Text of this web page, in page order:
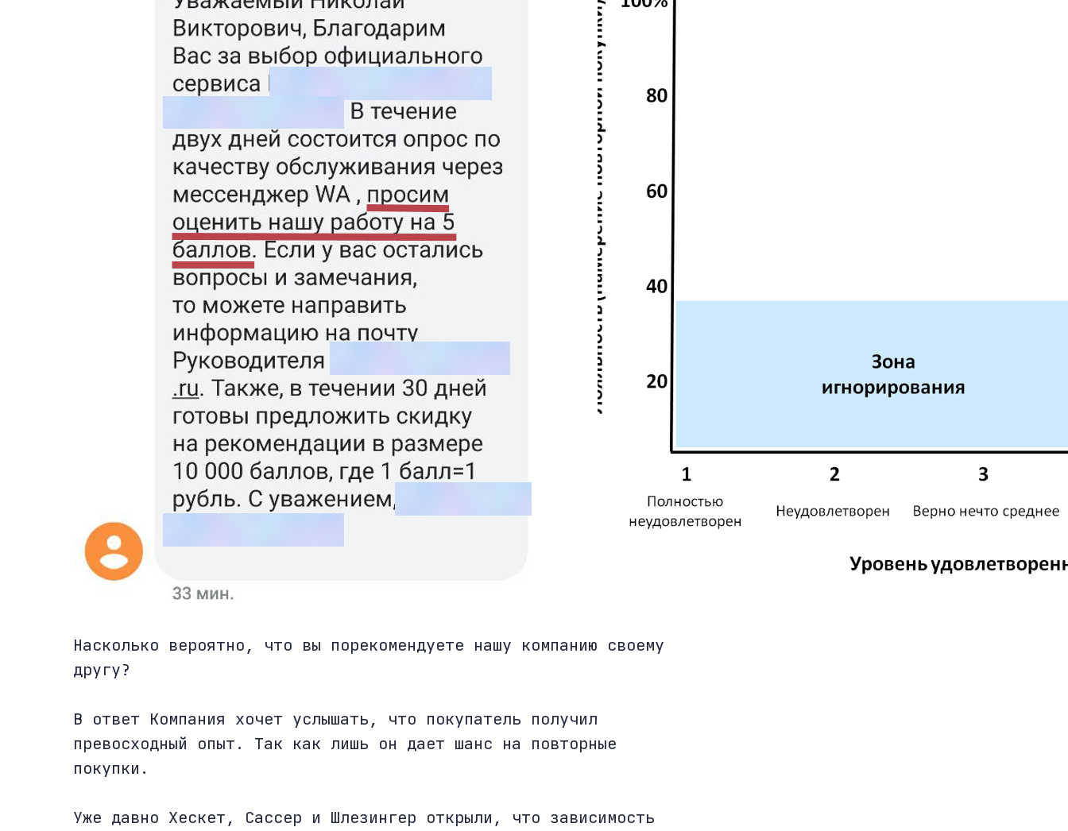
Насколько вероятно, что вы порекомендуете нашу компанию своему
другу?
В ответ Компания хочет услышать, что покупатель получил
превосходный опыт. Так как лишь он дает шанс на повторные
покупки.
Уже давно Хескет, Сассер и Шлезингер открыли, что зависимость